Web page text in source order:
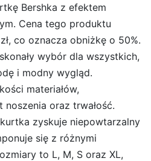
Bershka z efektem
Cena tego produktu
co oznacza obniżkę o 50%.
wybór dla wszystkich,
i modny wygląd.
materiałów,
oraz trwałość.
zyskuje niepowtarzalny
się z różnymi
to L, M, S oraz XL,